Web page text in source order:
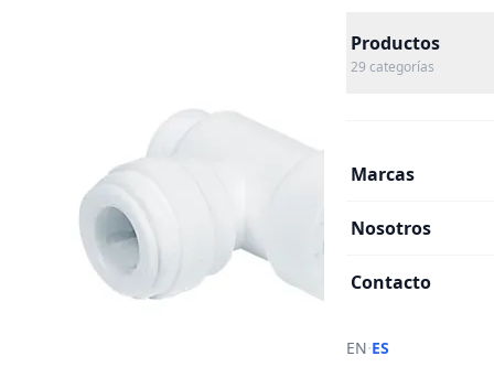
Productos
29 categorías
Marcas
Nosotros
Contacto
EN·ES